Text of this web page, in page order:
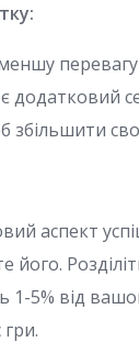
додатковий
збільшити
аспект
1-5% від